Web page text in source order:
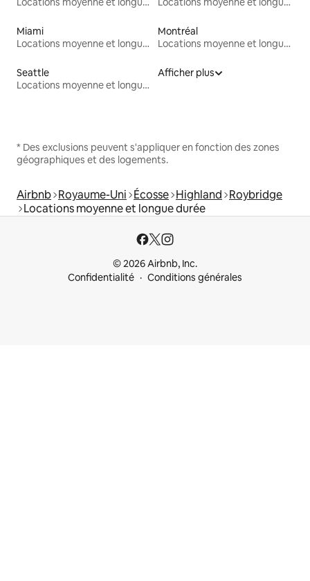
Miami
Locations moyenne et longue durée
Montréal
Locations moyenne et longue durée
Seattle
Locations moyenne et longue durée
Afficher plus
* Des exclusions peuvent s'appliquer en fonction des zones
géographiques et des logements.
Airbnb Royaume-Uni Écosse Highland Roybridge
Locations moyenne et longue durée
© 2026 Airbnb, Inc.
Confidentialité
Conditions générales